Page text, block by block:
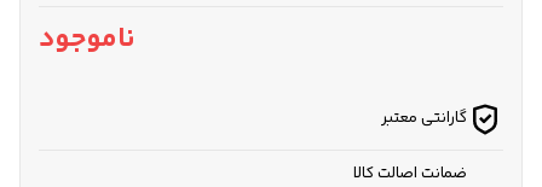
ناموجود
گارانتی معتبر
ضمانت اصالت کالا